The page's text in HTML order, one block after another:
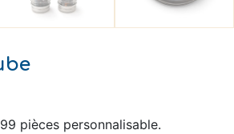
pièces personnalisable.